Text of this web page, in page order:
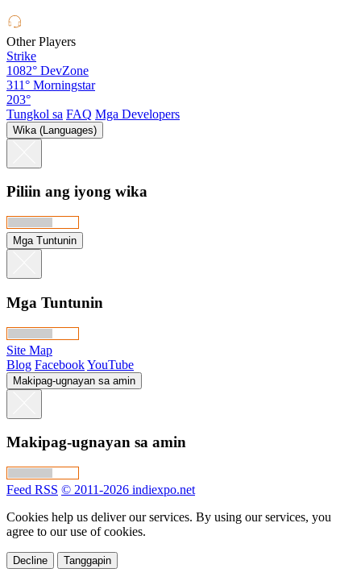
Other Players
Strike
1082° DevZone
311° Morningstar
203°
Tungkol sa FAQ Mga Developers
Wika (Languages)
Piliin ang iyong wika
Mga Tuntunin
Mga Tuntunin
Site Map
Blog FacebookYouTube
Makipag-ugnayan sa amin
Makipag-ugnayan sa amin
Feed RSS © 2011-2026 indiexpo.net
Cookies help us deliver our services. By using our services, you
agree to our use of cookies.
Decline Tanggapin